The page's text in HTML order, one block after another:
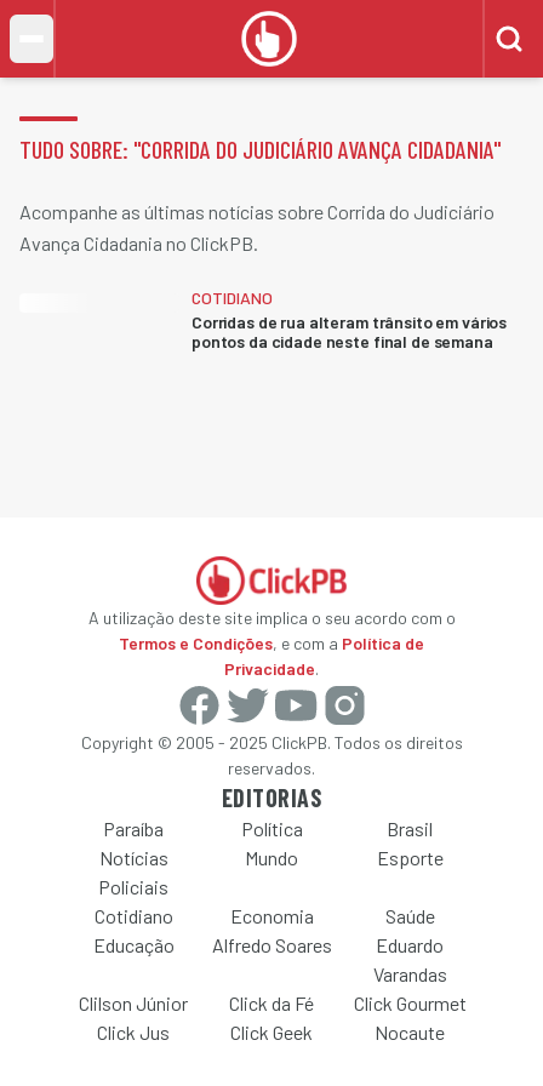
TUDO SOBRE: "CORRIDA DO JUDICIÁRIO AVANÇA CIDADANIA"
Acompanhe as últimas notícias sobre Corrida do Judiciário
Avança Cidadania no ClickPB.
COTIDIANO
Corridas de rua alteram trânsito em vários
pontos da cidade neste final de semana
A utilização deste site implica o seu acordo com o
Termos e Condições, e com a Política de
Privacidade.
Copyright © 2005 - 2025 ClickPB. Todos os direitos
reservados.
EDITORIAS
Paraíba Política
Brasil
Notícias
Policiais
Mundo Esporte
Cotidiano Economia
Saúde
Educação
Alfredo Soares
Eduardo
Varandas
Clilson Júnior
Click da Fé
Click Gourmet
Click Jus
Click Geek Nocaute